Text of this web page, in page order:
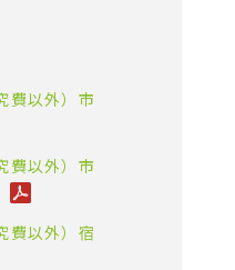
費以外）市
費以外）市
費以外）宿